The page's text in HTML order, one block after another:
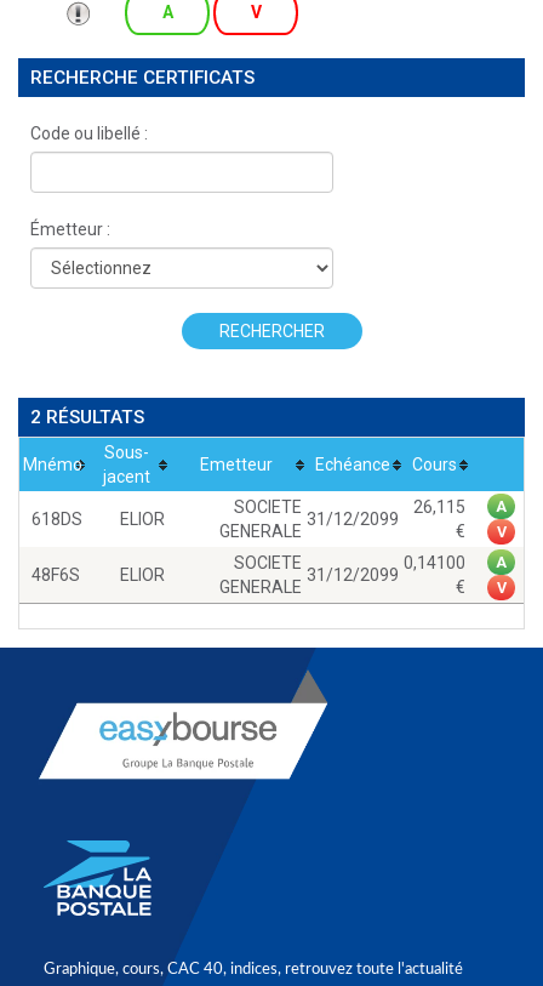
A V
RECHERCHE CERTIFICATS
Code ou libellé :
Émetteur :
RECHERCHER
2 RÉSULTATS
Mnémo
Sous-
jacent
Emetteur Echéance Cours
618DS ELIOR
SOCIETE
GENERALE
31/12/2099
26,115
A
V
48F6S ELIOR
SOCIETE
GENERALE
31/12/2099
0,14100
A
V
Graphique, cours, CAC 40, indices, retrouvez toute l'actualité